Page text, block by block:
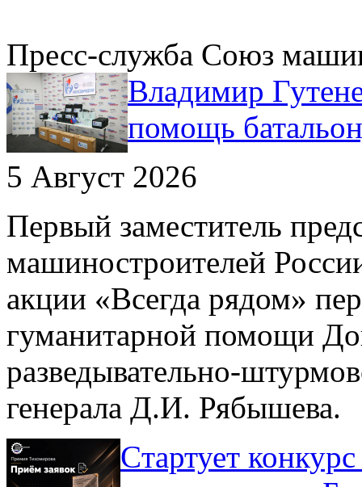
Пресс-служба Союз
Владимир
помощь
5 Август 2026
Первый заместитель
машиностроителей
акции «Всегда рядом»
гуманитарной помощи
разведывательно-
генерала Д.И. Рябышева.
Cтартует